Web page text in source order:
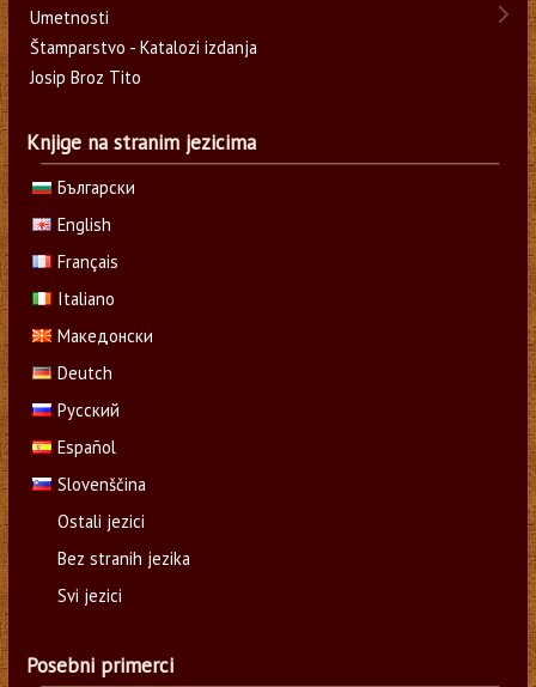
Umetnosti
Štamparstvo - Katalozi izdanja
Josip Broz Tito
Knjige na stranim jezicima
Български
English
Français
Italiano
Македонски
Deutch
Русский
Español
Slovenščina
Ostali jezici
Bez stranih jezika
Svi jezici
Posebni primerci